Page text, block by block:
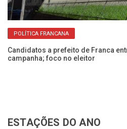
POLÍTICA FRANCANA
Candidatos a prefeito de Franca
campanha; foco no eleitor
ESTAÇÕES DO ANO